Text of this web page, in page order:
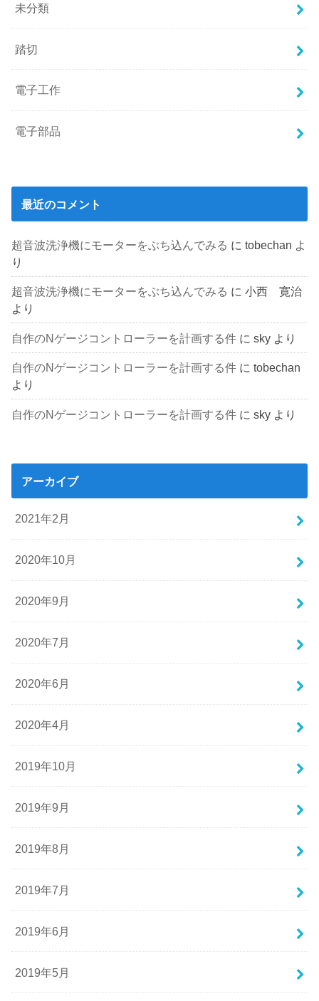
未分類
踏切
電子工作
電子部品
最近のコメント
超音波洗浄機にモーターをぶち込んでみる にtobechan よ
り
超音波洗浄機にモーターをぶち込んでみる に小西 寛治
より
自作のNゲージコントローラーを計画する件 にsky より
自作のNゲージコントローラーを計画する件 にtobechan
より
自作のNゲージコントローラーを計画する件 にsky より
アーカイブ
2021年2月
2020年10月
2020年9月
2020年7月
2020年6月
2020年4月
2019年10月
2019年9月
2019年8月
2019年7月
2019年6月
2019年5月